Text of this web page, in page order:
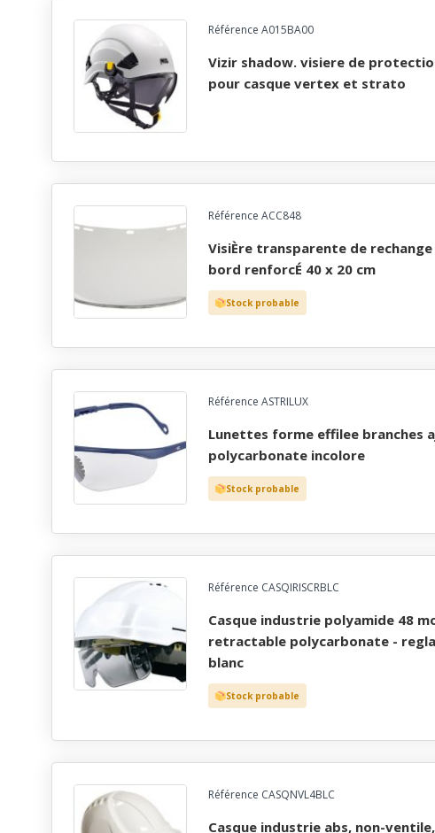
Référence A015BA00
vizir shadow. visiere de protection teintee easyclip
pour casque vertex et strato
Référence ACC848
visiÈre transparente de rechange en polycarbonate
bord renforcÉ 40 x 20 cm
Stock probable
Référence ASTRILUX
lunettes forme effilee branches ajustables ecran
polycarbonate incolore
Stock probable
Référence CASQIRISCRBLC
casque industrie polyamide 48 mois - lunette
retractable polycarbonate -
blanc
Stock probable
Référence CASQNVL4BLC
casque industrie abs, non-ventile, dielectrique,